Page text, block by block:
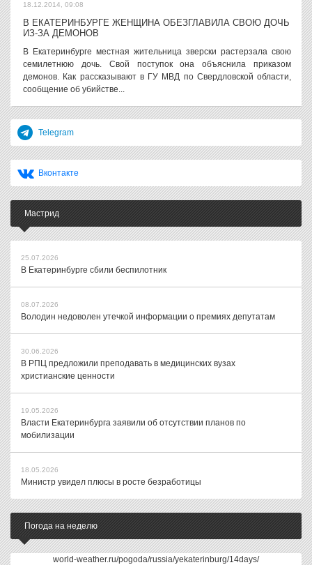
18.12.2014, 09:08
В ЕКАТЕРИНБУРГЕ ЖЕНЩИНА ОБЕЗГЛАВИЛА СВОЮ ДОЧЬ
ИЗ-ЗА ДЕМОНОВ
В Екатеринбурге местная жительница зверски растерзала свою
семилетнюю дочь. Свой поступок она объяснила приказом
демонов. Как рассказывают в ГУ МВД по Свердловской области,
сообщение об убийстве...
Telegram
Вконтакте
Мастрид
25.07.2026
В Екатеринбурге сбили беспилотник
08.07.2026
Володин недоволен утечкой информации о премиях депутатам
30.06.2026
В РПЦ предложили преподавать в медицинских вузах
христианские ценности
19.05.2026
Власти Екатеринбурга заявили об отсутствии планов по
мобилизации
18.05.2026
Министр увидел плюсы в росте безработицы
Погода на неделю
world-weather.ru/pogoda/russia/yekaterinburg/14days/